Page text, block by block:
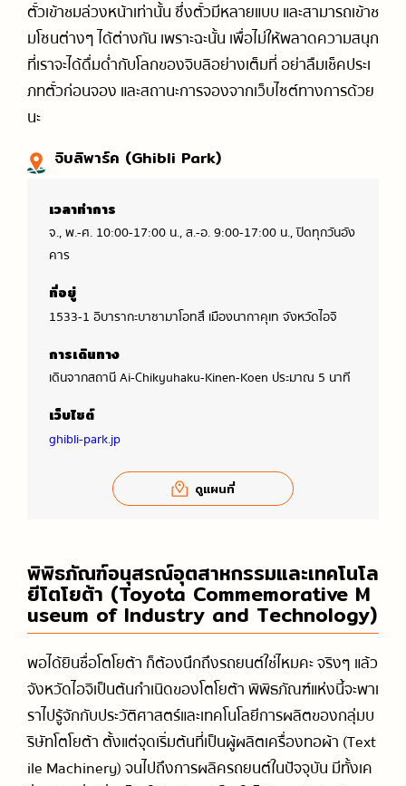
ตั๋วเข้าชมล่วงหน้าเท่านั้น ซึ่งตั๋วมีหลายแบบ และสามารถเข้าช
มโซนต่างๆ ได้ต่างกัน เพราะฉะนั้น เพื่อไม่ให้พลาดความสนุก
ที่เราจะได้ดื่มด่ำกับโลกของจิบลิอย่างเต็มที่อย่าลืมเช็คประเ
ภทตั๋วก่อนจอง และสถานะการจองจากเว็บไซต์ทางการด้วย
นะ
จิบลิพาร์ค (Ghibli Park)
เวลาทำการ
จ., พ.-ศ. 10:00-17:00 น., ส.-อ. 9:00-17:00 น., ปิดทุกวันอัง
คาร
ที่อยู่
1533-1 อิบารากะบาซามาโอทสึ เมืองนากาคุเท จังหวัดไอจิ
การเดินทาง
เดินจากสถานี Ai-Chikyuhaku-Kinen-Koen ประมาณ 5 นาที
เว็บไซต์
ghibli-park.jp
ดูแผนที่
พิพิธภัณฑ์อนุสรณ์อุตสาหกรรมและเทคโนโล
ยีโตโยต้า (Toyota Commemorative M
useum of Industry and Technology)
พอได้ยินชื่อโตโยต้า ก็ต้องนึกถึงรถยนต์ใช่ไหมคะ จริงๆ แล้ว
จังหวัดไอจิเป็นต้นกำเนิดของโตโยต้า พิพิธภัณฑ์แห่งนี้จะพาเ
ราไปรู้จักกับประวัติศาสตร์และเทคโนโลยีการผลิตของกลุ่มบ
ริษัทโตโยต้า ตั้งแต่จุดเริ่มต้นที่เป็นผู้ผลิตเครื่องทอผ้า (Text
ile Machinery) จนไปถึงการผลิครถยนต์ในปัจจุบัน มีทั้งเค